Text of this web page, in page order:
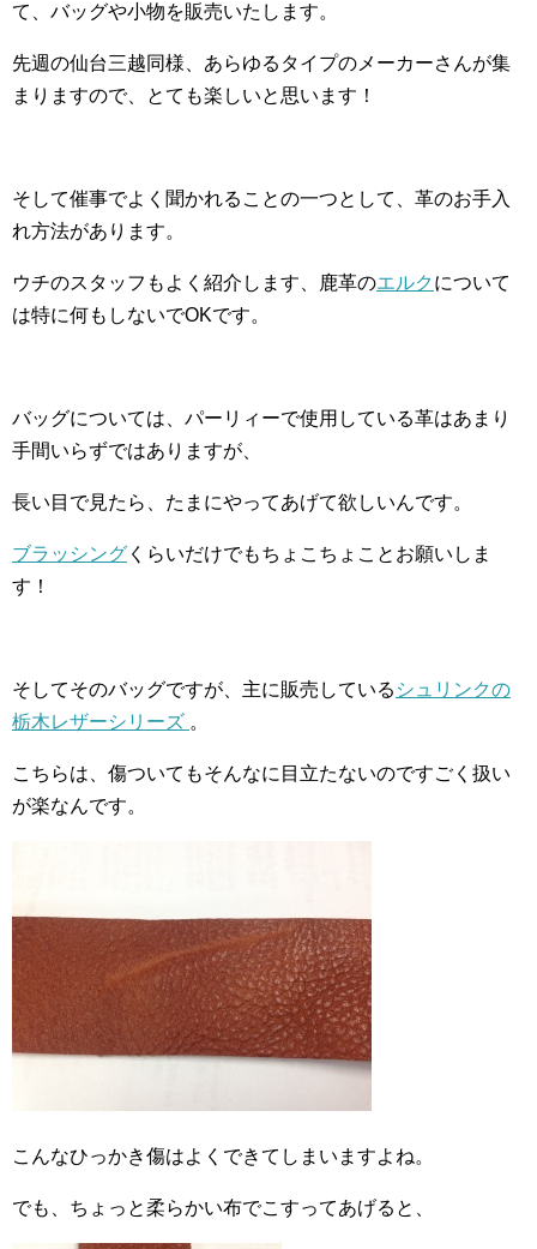
て、バッグや小物を販売いたします。
先週の仙台三越同様、あらゆるタイプのメーカーさんが集
まりますので、とても楽しいと思います！
そして催事でよく聞かれることの一つとして、革のお手入
れ方法があります。
ウチのスタッフもよく紹介します、鹿革のエルク について
は特に何もしないでOKです。
バッグについては、パーリィーで使用している革はあまり
手間いらずではありますが、
長い目で見たら、たまにやってあげて欲しいんです。
ブラッシング くらいだけでもちょこちょことお願いしま
す！
そしてそのバッグですが、主に販売している シュリンクの
栃木レザーシリーズ 。
こちらは、傷ついてもそんなに目立たないのですごく扱い
が楽なんです。
こんなひっかき傷はよくできてしまいますよね。
でも、ちょっと柔らかい布でこすってあげると、